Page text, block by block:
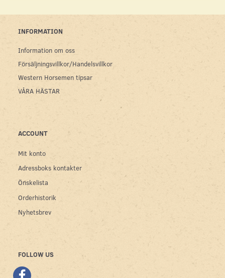
INFORMATION
Information om oss
Försäljningsvillkor/Handelsvillkor
Western Horsemen tipsar
VÅRA HÄSTAR
ACCOUNT
Mit konto
Adressboks kontakter
Önskelista
Orderhistorik
Nyhetsbrev
FOLLOW US